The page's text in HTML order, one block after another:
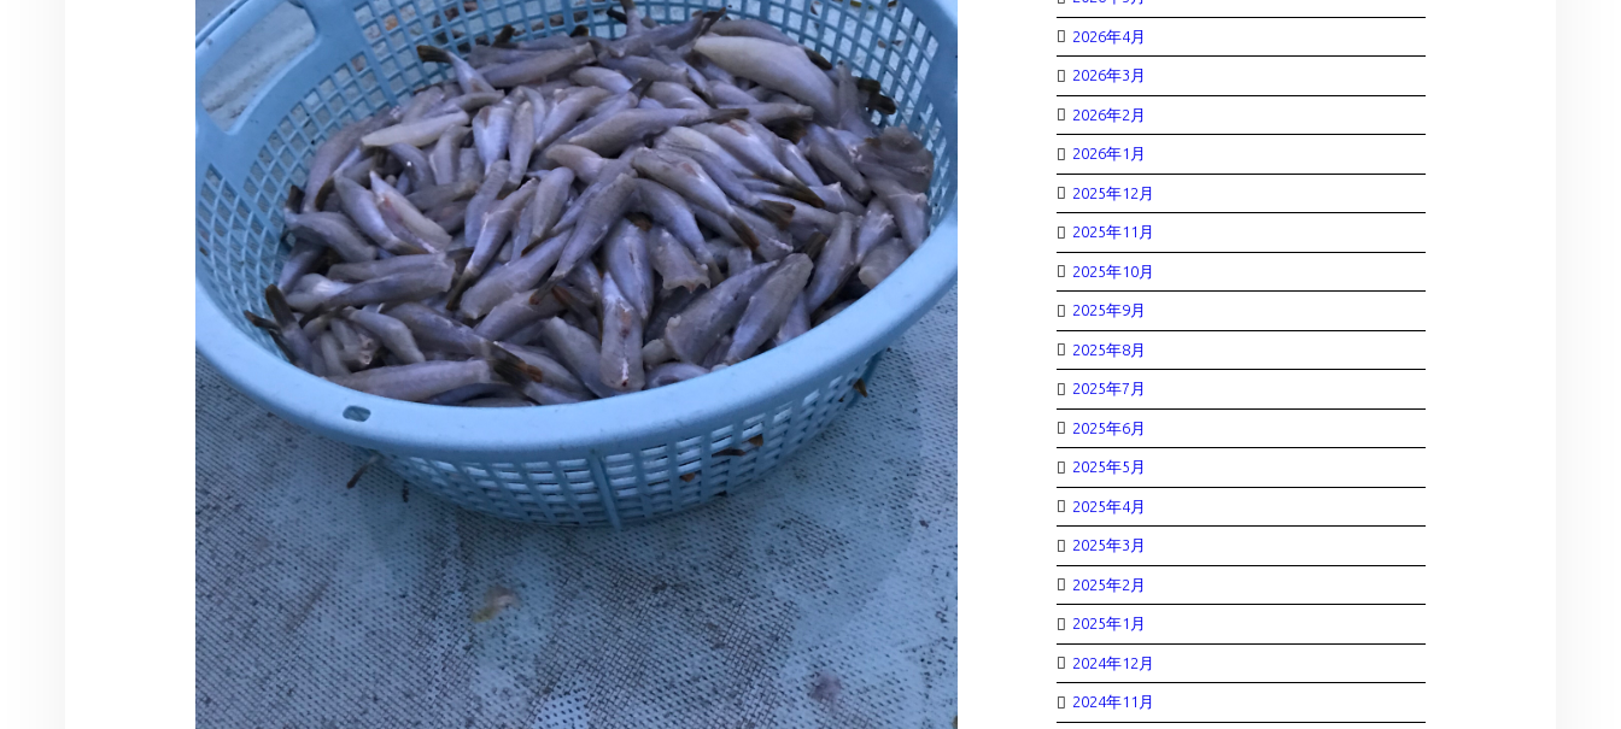
2026年4月
2026年3月
2026年2月
2026年1月
2025年12月
2025年11月
2025年10月
2025年9月
2025年8月
2025年7月
2025年6月
2025年5月
2025年4月
2025年3月
2025年2月
2025年1月
2024年12月
2024年11月